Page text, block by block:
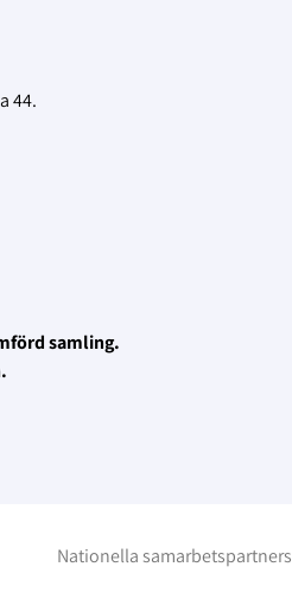
44.
samling.
Nationella samarbetspartners